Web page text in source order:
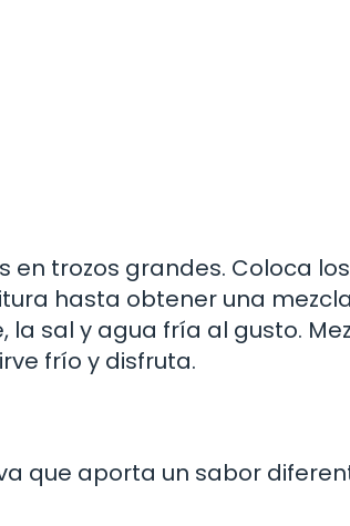
en trozos grandes. Coloca
hasta obtener una mezcla
sal y agua fría al gusto.
frío y disfruta.
que aporta un sabor